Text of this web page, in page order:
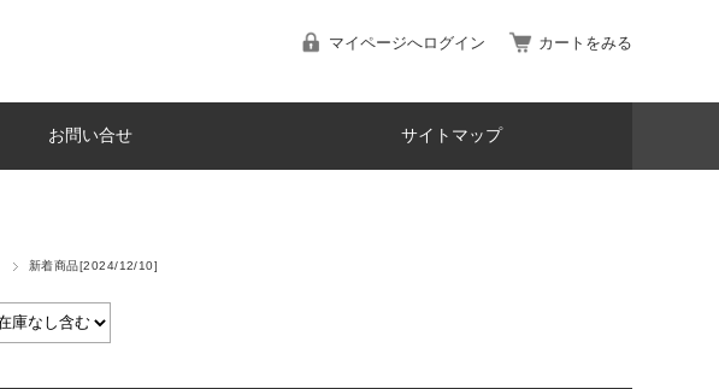
マイページへログイン カートをみる
お問い合せ サイトマップ
新着商品[2024/12/10]